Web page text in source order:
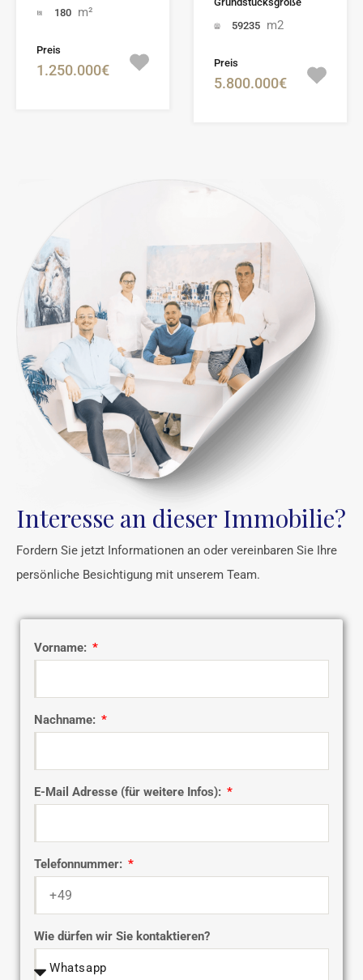
180 m²
Preis
1.250.000€
59235 m2
Preis
5.800.000€
Interesse an dieser Immobilie?
Fordern Sie jetzt Informationen an oder vereinbaren Sie Ihre
persönliche Besichtigung mit unserem Team.
Vorname:
Nachname:
E-Mail Adresse (für weitere Infos):
Telefonnummer:
Wie dürfen wir Sie kontaktieren?